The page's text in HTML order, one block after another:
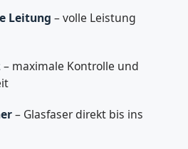
Leitung – volle Leistung
– maximale Kontrolle und
– Glasfaser direkt bis ins